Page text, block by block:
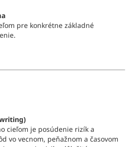
pre konkrétne základné
cieľom je posúdenie rizík a
vo vecnom, peňažnom a časovom